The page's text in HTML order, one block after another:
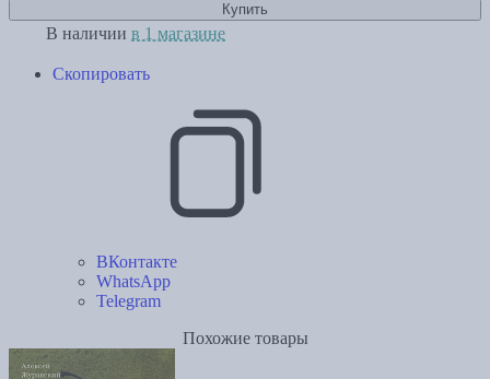
Купить
В наличии в 1 магазине
Скопировать
ВКонтакте
WhatsApp
Telegram
Похожие товары